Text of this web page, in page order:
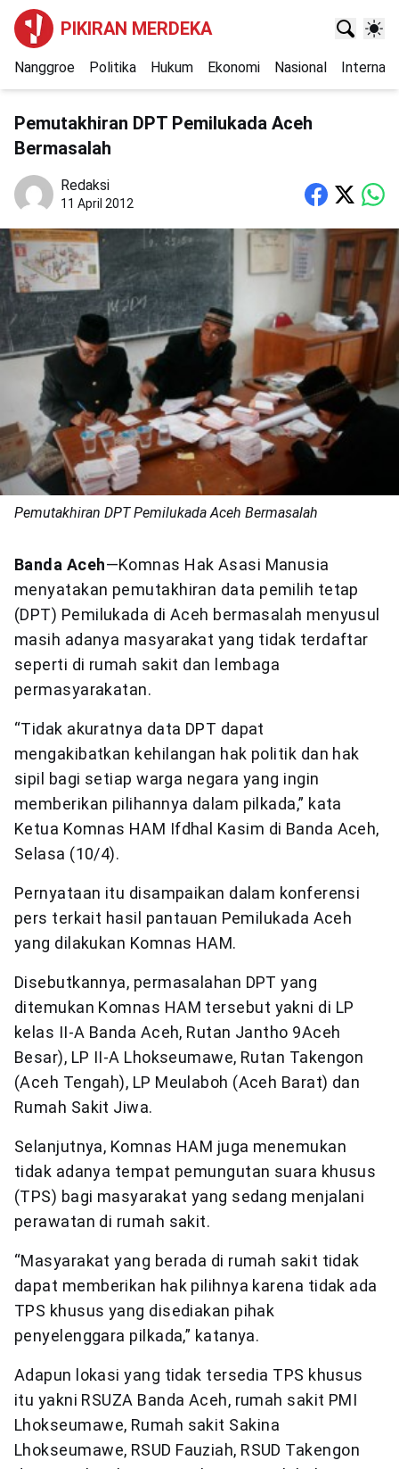
PIKIRAN MERDEKA
Nanggroe Politika Hukum Ekonomi Nasional
Pemutakhiran DPT Pemilukada Aceh
Bermasalah
Redaksi
11 April 2012
Pemutakhiran DPT Pemilukada Aceh Bermasalah
Banda Aceh—Komnas Hak Asasi Manusia
menyatakan pemutakhiran data pemilih tetap
(DPT) Pemilukada di Aceh bermasalah menyusul
masih adanya masyarakat yang tidak terdaftar
seperti di rumah sakit dan lembaga
permasyarakatan.
“Tidak akuratnya data DPT dapat
mengakibatkan kehilangan hak politik dan hak
sipil bagi setiap warga negara yang ingin
memberikan pilihannya dalam pilkada,” kata
Ketua Komnas HAM Ifdhal Kasim di Banda Aceh,
Selasa (10/4).
Pernyataan itu disampaikan dalam konferensi
pers terkait hasil pantauan Pemilukada Aceh
yang dilakukan Komnas HAM.
Disebutkannya, permasalahan DPT yang
ditemukan Komnas HAM tersebut yakni di LP
kelas II-A Banda Aceh, Rutan Jantho 9Aceh
Besar), LP II-A Lhokseumawe, Rutan Takengon
(Aceh Tengah), LP Meulaboh (Aceh Barat) dan
Rumah Sakit Jiwa.
Selanjutnya, Komnas HAM juga menemukan
tidak adanya tempat pemungutan suara khusus
(TPS) bagi masyarakat yang sedang menjalani
perawatan di rumah sakit.
“Masyarakat yang berada di rumah sakit tidak
dapat memberikan hak pilihnya karena tidak ada
TPS khusus yang disediakan pihak
penyelenggara pilkada,” katanya.
Adapun lokasi yang tidak tersedia TPS khusus
itu yakni RSUZA Banda Aceh, rumah sakit PMI
Lhokseumawe, Rumah sakit Sakina
Lhokseumawe, RSUD Fauziah, RSUD Takengon